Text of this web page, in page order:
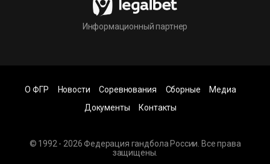
Информационный партнер
© 1992 - 2026 Федерация гандбола России. Все права
защищены.
О ФГР Новости Соревнования Сборные
Медиа
Документы
Контакты